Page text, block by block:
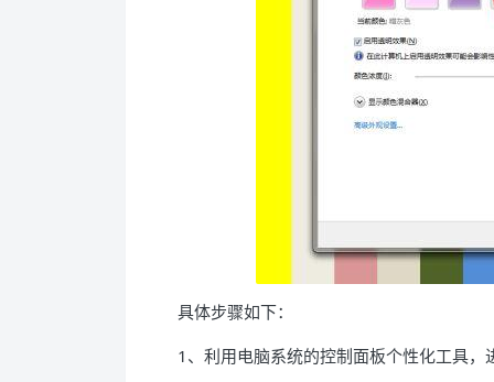
具体步骤如下：
1、利用电脑系统的控制面板个性化工具，